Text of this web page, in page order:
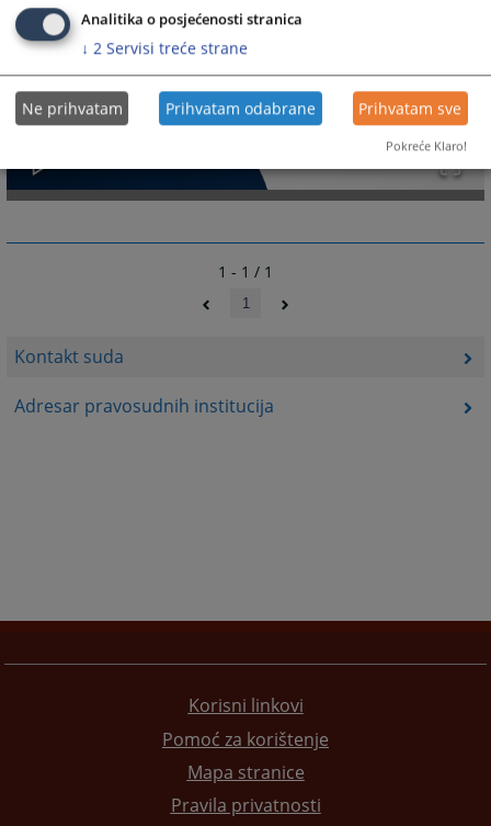
Kontakt suda
Adresar pravosudnih institucija
1 - 1 / 1
1
Korisni linkovi
Pomoć za korištenje
Mapa stranice
Pravila privatnosti
Analitika o posjećenosti stranica
↓ 2 Servisi treće strane
Ne prihvatam Prihvatam odabrane Prihvatam sve
Pokreće Klaro!